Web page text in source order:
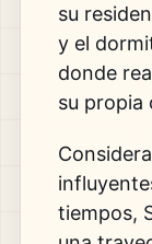
su
y el
donde
su propia
tiempos,